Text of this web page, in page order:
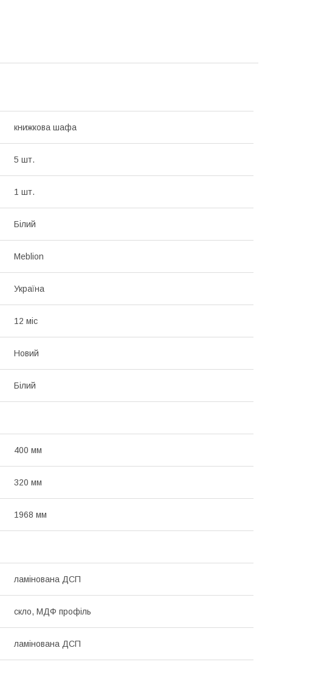
книжкова шафа
5 шт.
1 шт.
Білий
Meblion
Україна
12 міс
Новий
Білий
400 мм
320 мм
1968 мм
ламінована ДСП
скло, МДФ профіль
ламінована ДСП